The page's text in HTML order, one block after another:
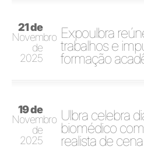
21 de
Novembro
de
2025
Expoulbra
trabalhos e
formação
19 de
Novembro
de
2025
Ulbra celebra
biomédico
realista de